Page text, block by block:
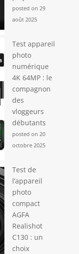
posted on 29
août 2025
Test appareil
photo
numérique
4K 64MP : le
compagnon
des
vloggeurs
débutants
posted on 20
octobre 2025
Test de
l’appareil
photo
compact
AGFA
Realishot
C130 : un
choix